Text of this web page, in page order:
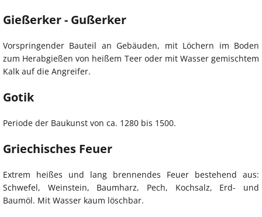
Gießerker - Gußerker
Vorspringender Bauteil an Gebäuden, mit Löchern im Boden
zum Herabgießen von heißem Teer oder mit Wasser gemischtem
Kalk auf die Angreifer.
Gotik
Periode der Baukunst von ca. 1280 bis 1500.
Griechisches Feuer
Extrem heißes und lang brennendes Feuer bestehend aus:
Schwefel, Weinstein, Baumharz, Pech, Kochsalz, Erd- und
Baumöl. Mit Wasser kaum löschbar.